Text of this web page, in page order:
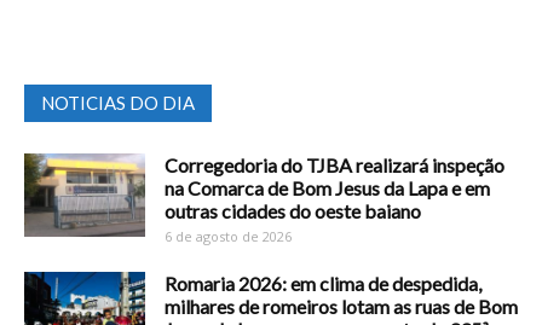
NOTICIAS DO DIA
Corregedoria do TJBA realizará inspeção
na Comarca de Bom Jesus da Lapa e em
outras cidades do oeste baiano
6 de agosto de 2026
Romaria 2026: em clima de despedida,
milhares de romeiros lotam as ruas de Bom